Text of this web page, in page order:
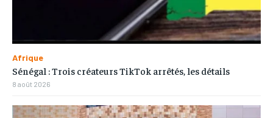
Afrique
Sénégal : Trois créateurs TikTok arrêtés, les détails
8 août 2026